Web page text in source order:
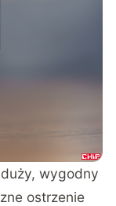
wygodny
ostrzenie